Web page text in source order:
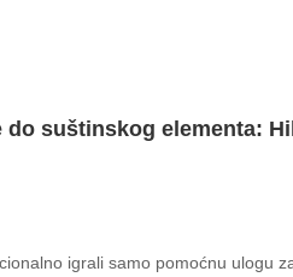
suštinskog elementa:
igrali samo pomoćnu ulogu